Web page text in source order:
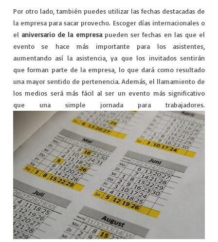
Por otro lado, también puedes utilizar las fechas destacadas de
la empresa para sacar provecho. Escoger días internacionales o
el aniversario de la empresapueden ser fechas en las que el
evento se hace más importante para los asistentes,
aumentando así la asistencia, ya que los invitados sentirán
que forman parte de la empresa, lo que dará como resultado
una mayor sentido de pertenencia. Además, el llamamiento de
los medios será más fácil al ser un evento más significativo
que una simple jornada para trabajadores.